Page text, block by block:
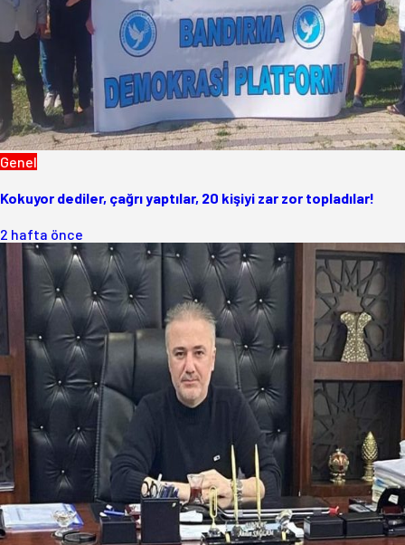
Genel
Kokuyor dediler, çağrı yaptılar, 20 kişiyi zar zor topladılar!
2 hafta önce